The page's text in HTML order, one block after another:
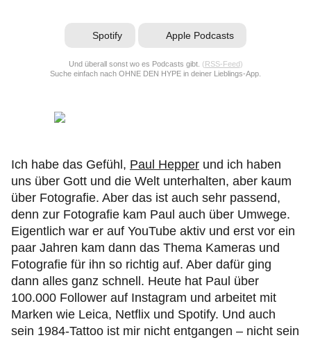
Spotify Apple Podcasts
Und überall sonst wo es Podcasts gibt. ( RSS-Feed)
Suche einfach nach OHNE DEN HYPE in deiner Lieblings-App.
Ich habe das Gefühl, Paul Hepper und ich haben
uns über Gott und die Welt unterhalten, aber kaum
über Fotografie. Aber das ist auch sehr passend,
denn zur Fotografie kam Paul auch über Umwege.
Eigentlich war er auf YouTube aktiv und erst vor ein
paar Jahren kam dann das Thema Kameras und
Fotografie für ihn so richtig auf. Aber dafür ging
dann alles ganz schnell. Heute hat Paul über
100.000 Follower auf Instagram und arbeitet mit
Marken wie Leica, Netflix und Spotify. Und auch
sein 1984-Tattoo ist mir nicht entgangen – nicht sein